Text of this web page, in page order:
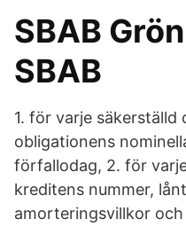
SBAB
SBAB
1. för varje säkerställd
obligationens
förfallodag, 2. för
kreditens nummer,
amorteringsvillkor